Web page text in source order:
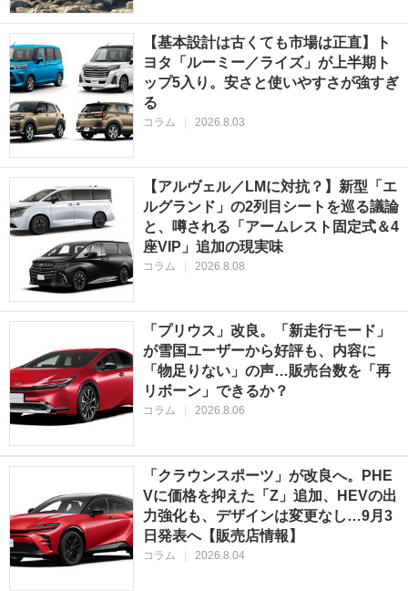
【基本設計は古くても市場は正直】ト
ヨタ「ルーミー／ライズ」が上半期ト
ップ5入り。安さと使いやすさが強すぎ
る
コラム 2026.8.03
【アルヴェル／LMに対抗？】新型「エ
ルグランド」の2列目シートを巡る議論
と、噂される「アームレスト固定式＆4
座VIP」追加の現実味
コラム 2026.8.08
「プリウス」改良。「新走行モード」
が雪国ユーザーから好評も、内容に
「物足りない」の声…販売台数を「再
リボーン」できるか？
コラム 2026.8.06
「クラウンスポーツ」が改良へ。PHE
Vに価格を抑えた「Z」追加、HEVの出
力強化も、デザインは変更なし…9月3
日発表へ【販売店情報】
コラム 2026.8.04